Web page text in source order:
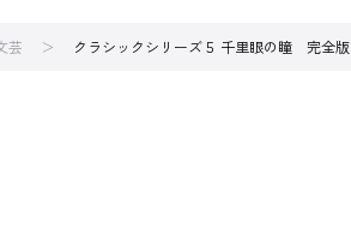
芸 クラシックシリーズ５ 千里眼の瞳 完全版